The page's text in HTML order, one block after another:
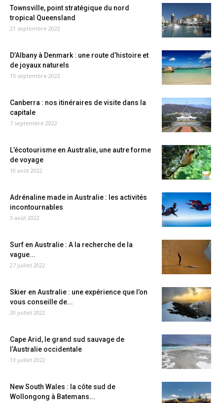
Townsville, point stratégique du nord
tropical Queensland
21 septembre 2022
D’Albany à Denmark : une route d’histoire et
de joyaux naturels
15 septembre 2022
Canberra : nos itinéraires de visite dans la
capitale
7 septembre 2022
L’écotourisme en Australie, une autre forme
de voyage
10 août 2022
Adrénaline made in Australie : les activités
incontournables
3 août 2022
Surf en Australie : A la recherche de la
vague...
27 juillet 2022
Skier en Australie : une expérience que l’on
vous conseille de...
20 juillet 2022
Cape Arid, le grand sud sauvage de
l’Australie occidentale
13 juillet 2022
New South Wales : la côte sud de
Wollongong à Batemans...